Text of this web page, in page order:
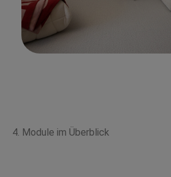
4. Module im Überblick